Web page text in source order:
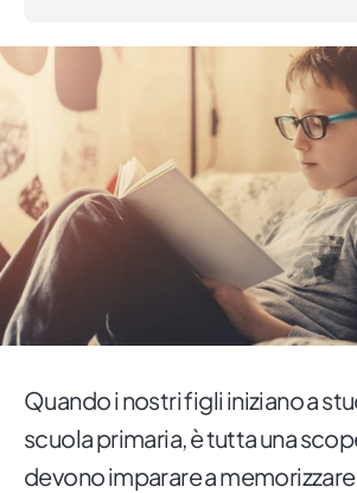
Quando i nostri figli iniziano a
scuola primaria, è tutta una
devono imparare a